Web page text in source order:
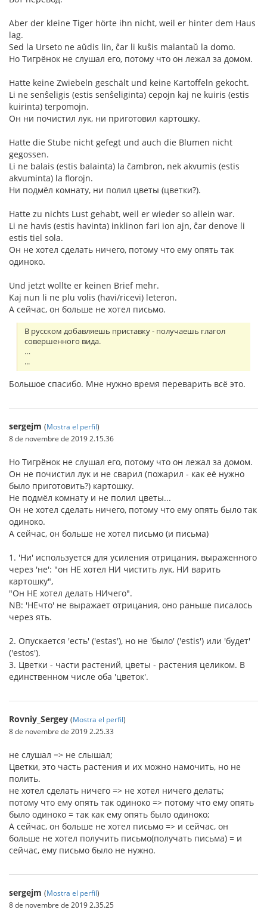
Aber der kleine Tiger hörte ihn nicht, weil er hinter dem Haus
lag.
Sed la Urseto ne aŭdis lin, ĉar li kuŝis malantaŭ la domo.
Но Тигрёнок не слушал его, потому что он лежал за домом.
Hatte keine Zwiebeln geschält und keine Kartoffeln gekocht.
Li ne senŝeligis (estis senŝeliginta) cepojn kaj ne kuiris (estis
kuirinta) terpomojn.
Он ни почистил лук, ни приготовил картошку.
Hatte die Stube nicht gefegt und auch die Blumen nicht
gegossen.
Li ne balais (estis balainta) la ĉambron, nek akvumis (estis
akvuminta) la florojn.
Ни подмёл комнату, ни полил цветы (цветки?).
Hatte zu nichts Lust gehabt, weil er wieder so allein war.
Li ne havis (estis havinta) inklinon fari ion ajn, ĉar denove li
estis tiel sola.
Он не хотел сделать ничего, потому что ему опять так
одиноко.
Und jetzt wollte er keinen Brief mehr.
Kaj nun li ne plu volis (havi/ricevi) leteron.
А сейчас, он больше не хотел письмо.
В русском добавляешь приставку - получаешь глагол
совершенного вида.
…
...
Большое спасибо. Мне нужно время переварить всё это.
sergejm (Mostra el perfil)
8 de novembre de 2019 2.15.36
Но Тигрёнок не слушал его, потому что он лежал за домом.
Он не почистил лук и не сварил (пожарил - как её нужно
было приготовить?) картошку.
Не подмёл комнату и не полил цветы...
Он не хотел сделать ничего, потому что ему опять было так
одиноко.
А сейчас, он больше не хотел письмо (и письма)
1. 'Ни' используется для усиления отрицания, выраженного
через 'не': "он НЕ хотел НИ чистить лук, НИ варить
картошку",
"Он НЕ хотел делать НИчего".
NB: 'НЕчто' не выражает отрицания, оно раньше писалось
через ять.
2. Опускается 'есть' ('estas'), но не 'было' ('estis') или 'будет'
('estos').
3. Цветки - части растений, цветы - растения целиком. В
единственном числе оба 'цветок'.
Rovniy_Sergey (Mostra el perfil)
8 de novembre de 2019 2.25.33
не слушал => не слышал;
Цветки, это часть растения и их можно намочить, но не
полить.
не хотел сделать ничего => не хотел ничего делать;
потому что ему опять так одиноко => потому что ему опять
было одиноко = так как ему опять было одиноко;
А сейчас, он больше не хотел письмо => и сейчас, он
больше не хотел получить письмо(получать письма) = и
сейчас, ему письмо было не нужно.
sergejm (Mostra el perfil)
8 de novembre de 2019 2.35.25